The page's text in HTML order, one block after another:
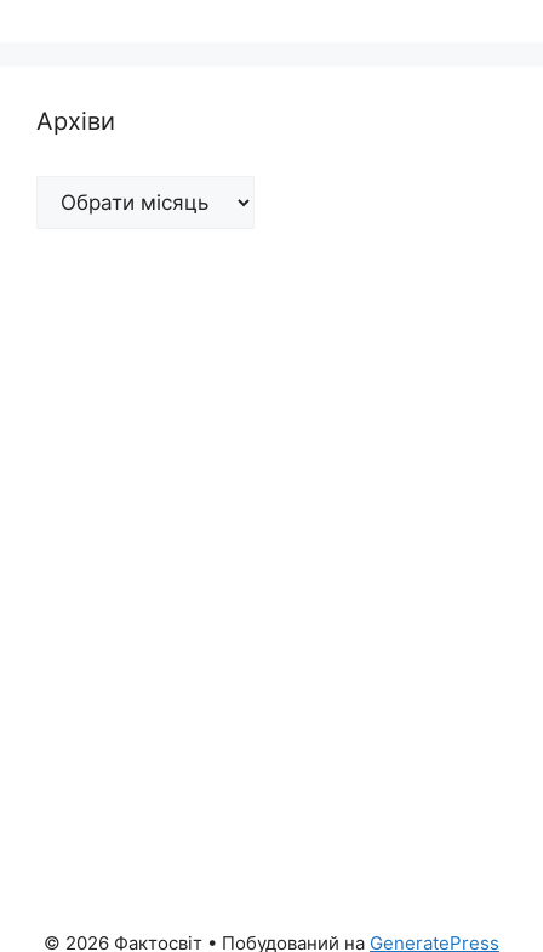
Архіви
Архіви
© 2026 Фактосвіт • Побудований на GeneratePress